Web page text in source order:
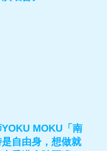
MOKU「南
自由身，想做就